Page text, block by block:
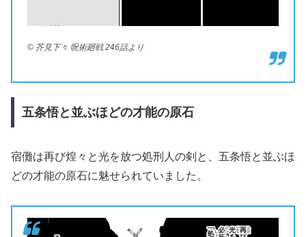
© 芥見下々 呪術廻戦 246話より
五条悟と並ぶほどの才能の原石
宿儺は再び煌々と光を放つ処刑人の剣と、五条悟と並ぶほ
どの才能の原石に魅せられていました。